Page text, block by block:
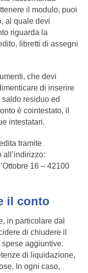
il modulo, puoi
al quale devi
riguarda la
libretti di assegni
che devi
di inserire
saldo residuo ed
è cointestato, il
intestatari.
tramite
all’indirizzo:
16 – 42100
il conto
in particolare dal
di chiudere il
aggiuntive.
di liquidazione,
In ogni caso,